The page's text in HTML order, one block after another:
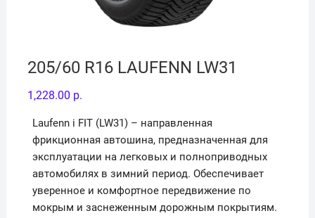
205/60 R16 LAUFENN LW31
1,228.00 р.
Laufenn i FIT (LW31) – направленная
фрикционная автошина, предназначенная для
эксплуатации на легковых и полноприводных
автомобилях в зимний период. Обеспечивает
уверенное и комфортное передвижение по
мокрым и заснеженным дорожным покрытиям.